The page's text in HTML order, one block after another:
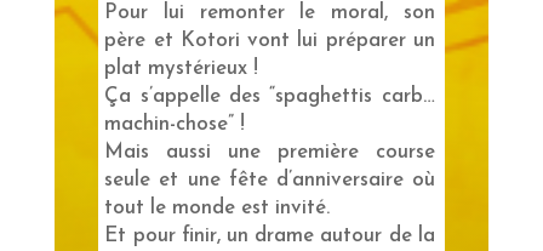
Pour lui remonter le moral, son
père et Kotori vont lui préparer un
plat mystérieux !
Ça s’appelle des “spaghettis carb…
machin-chose” !
Mais aussi une première course
seule et une fête d’anniversaire où
tout le monde est invité.
Et pour finir, un drame autour de la